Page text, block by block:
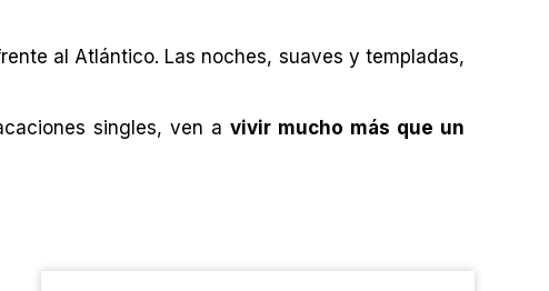
al Atlántico. Las noches, suaves y templadas,
singles, ven a vivir mucho más que un